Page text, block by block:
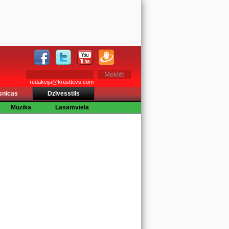
redakcija@krusttevs.com
Dzīvesstils
Mūzika
Lasāmviela